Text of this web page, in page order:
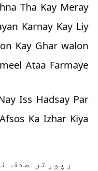
Tha Kay Meray
Karnay Kay Liy
Kay Ghar walon
Ataa Farmaye.
Iss Hadsay Par
Ka Izhar Kiya,
رپورٹر صدف